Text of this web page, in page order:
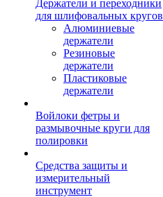
Держатели и переходники
для шлифовальных кругов
Алюминиевые
держатели
Резиновые
держатели
Пластиковые
держатели
Войлоки фетры и
размывочные круги для
полировки
Средства защиты и
измерительный
инструмент